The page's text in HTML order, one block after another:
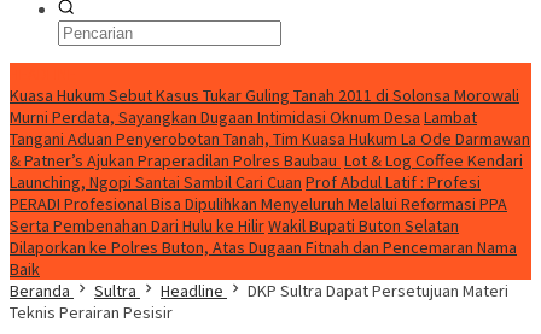
Kuasa Hukum Sebut Kasus Tukar Guling Tanah 2011 di Solonsa Morowali
Murni Perdata, Sayangkan Dugaan Intimidasi Oknum Desa Lambat
Tangani Aduan Penyerobotan Tanah, Tim Kuasa Hukum La Ode Darmawan
& Patner’s Ajukan Praperadilan Polres Baubau Lot & Log Coffee Kendari
Launching, Ngopi Santai Sambil Cari Cuan Prof Abdul Latif : Profesi
PERADI Profesional Bisa Dipulihkan Menyeluruh Melalui Reformasi PPA
Serta Pembenahan Dari Hulu ke HilirWakil Bupati Buton Selatan
Dilaporkan ke Polres Buton, Atas Dugaan Fitnah dan Pencemaran Nama
Baik
Beranda
Sultra Headline
DKP Sultra Dapat Persetujuan Materi
Teknis Perairan Pesisir